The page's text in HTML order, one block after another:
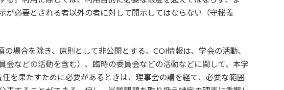
が必要とされる者以外の者に対して開示してはならない（守秘義
場合を除き、原則として非公開とする。COI情報は、学会の活動、
会などの活動を含む）、臨時の委員会などの活動などに関して、本学
を果たすために必要があるときは、理事会の議を経て、必要な範囲